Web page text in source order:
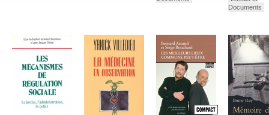
Documents